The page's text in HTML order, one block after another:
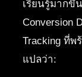
เรียนรู้มากขึ้
Conversion
Tracking ที่พ
แปลว่า: